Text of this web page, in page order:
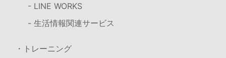
- LINE WORKS
- 生活情報関連サービス
・トレーニング